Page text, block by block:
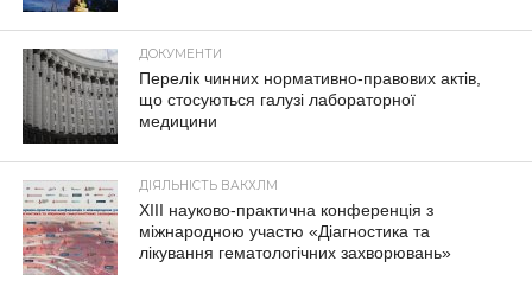
ДОКУМЕНТИ
Перелік чинних нормативно-правових актів,
що стосуються галузі лабораторної
медицини
ДІЯЛЬНІСТЬ ВАКХЛМ
XIII науково-практична конференція з
міжнародною участю «Діагностика та
лікування гематологічних захворювань»